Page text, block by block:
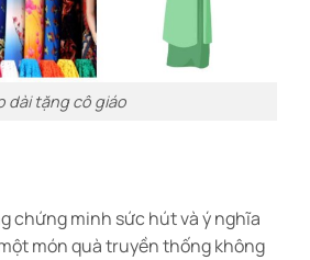
dài tặng cô giáo
chứng minh sức hút và ý nghĩa
món quà truyền thống không